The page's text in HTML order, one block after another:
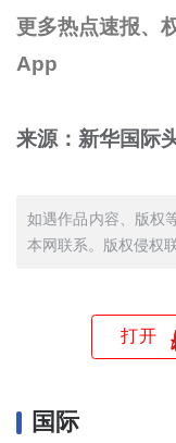
更多热点速报、
App
来源：新华国际
如遇作品内容、版权
本网联系。版权侵权
打开
国际